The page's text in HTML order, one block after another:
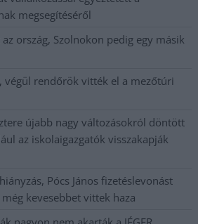
megsegítéséről
ország, Szolnokon pedig egy másik
végül rendőrök vitték el a mezőtúri
újabb nagy változásokról döntött
az iskolaigazgatók visszakapják
Pócs János fizetéslevonást
kevesebbet vittek haza